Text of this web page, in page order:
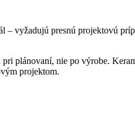
– vyžadujú presnú projektovú
plánovaní, nie po výrobe.
projektom.